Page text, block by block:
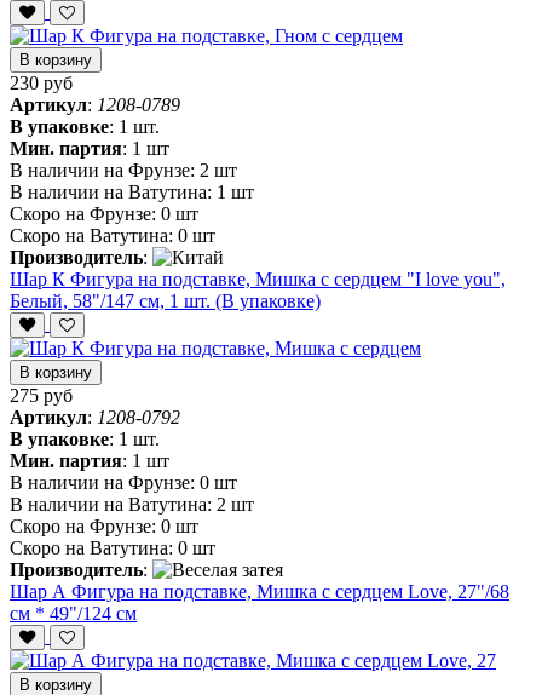
В корзину
230 руб
Артикул: 1208-0789
В упаковке: 1 шт.
Мин. партия: 1 шт
В наличии на Фрунзе: 2 шт
В наличии на Ватутина: 1 шт
Скоро на Фрунзе: 0 шт
Скоро на Ватутина: 0 шт
Производитель:
Шар К Фигура на подставке, Мишка с сердцем "I love you",
Белый, 58"/147 см, 1 шт. (В упаковке)
В корзину
275 руб
Артикул: 1208-0792
В упаковке: 1 шт.
Мин. партия: 1 шт
В наличии на Фрунзе: 0 шт
В наличии на Ватутина: 2 шт
Скоро на Фрунзе: 0 шт
Скоро на Ватутина: 0 шт
Производитель:
Шар А Фигура на подставке, Мишка с сердцем Love, 27"/68
см * 49"/124 см
В корзину